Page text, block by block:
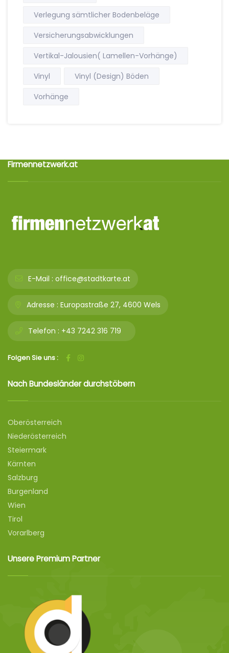
Verlegung sämtlicher Bodenbeläge
Versicherungsabwicklungen
Vertikal-Jalousien( Lamellen-Vorhänge)
Vinyl
Vinyl (Design) Böden
Vorhänge
Firmennetzwerk.at
E-Mail : office@stadtkarte.at
Adresse : Europastraße 27, 4600 Wels
Telefon : +43 7242 316 719
Folgen Sie uns :
Nach Bundesländer durchstöbern
Oberösterreich
Niederösterreich
Steiermark
Kärnten
Salzburg
Burgenland
Wien
Tirol
Vorarlberg
Unsere Premium Partner